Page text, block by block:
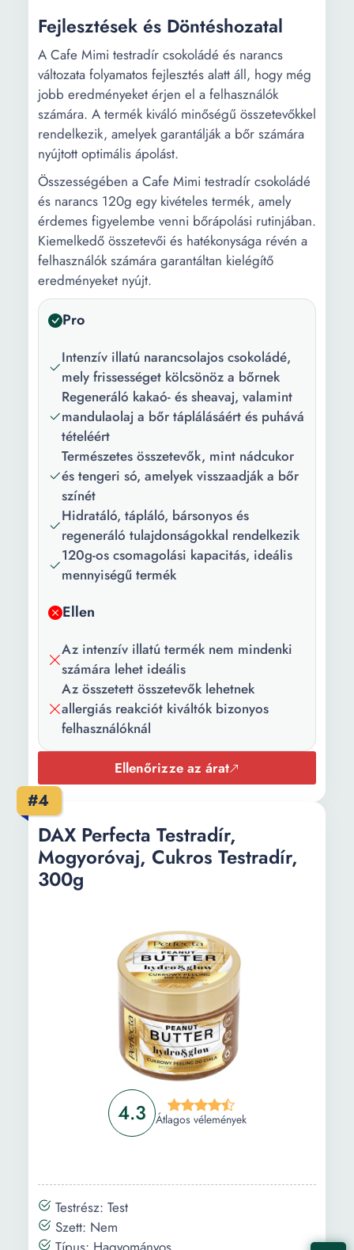
Fejlesztések és Döntéshozatal
A Cafe Mimi testradír csokoládé és narancs
változata folyamatos fejlesztés alatt áll, hogy még
jobb eredményeket érjen el a felhasználók
számára. A termék kiváló minőségű összetevőkkel
rendelkezik, amelyek garantálják a bőr számára
nyújtott optimális ápolást.
Összességében a Cafe Mimi testradír csokoládé
és narancs 120g egy kivételes termék, amely
érdemes figyelembe venni bőrápolási rutinjában.
Kiemelkedő összetevői és hatékonysága révén a
felhasználók számára garantáltan kielégítő
eredményeket nyújt.
Pro
Intenzív illatú narancsolajos csokoládé,
mely frissességet kölcsönöz a bőrnek
Regeneráló kakaó- és sheavaj, valamint
mandulaolaj a bőr táplálásáért és puhává
tételéért
Természetes összetevők, mint nádcukor
és tengeri só, amelyek visszaadják a bőr
színét
Hidratáló, tápláló, bársonyos és
regeneráló tulajdonságokkal rendelkezik
120g-os csomagolási kapacitás, ideális
mennyiségű termék
Ellen
Az intenzív illatú termék nem mindenki
számára lehet ideális
Az összetett összetevők lehetnek
allergiás reakciót kiváltók bizonyos
felhasználóknál
Ellenőrizze az árat
#4
4.3 Átlagos vélemények
DAX Perfecta Testradír,
Mogyoróvaj, Cukros Testradír,
300g
Testrész: Test
Szett: Nem